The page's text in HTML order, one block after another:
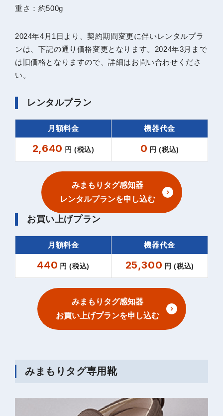
重さ：約500g
2024年4月1日より、契約期間変更に伴いレンタルプラ
ンは、下記の通り価格変更となります。2024年3月まで
は旧価格となりますので、詳細はお問い合わせくださ
い。
レンタルプラン
月額料金
2,640 円 (税込)
機器代金
0 円 (税込)
みまもりタグ感知器
レンタルプランを申し込む
お買い上げプラン
月額料金
440 円 (税込)
機器代金
25,300 円 (税込)
みまもりタグ感知器
お買い上げプランを申し込む
みまもりタグ専用靴